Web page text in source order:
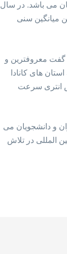
های جهان می باشد. در سال
میانگین سنی
گفت معروفترین و
کرد. این برنامه به استان های کانادا
انتری سرعت
و دانشجویان می
المللی در تلاش